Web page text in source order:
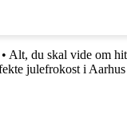
Alt, du skal vide om
julefrokost i Aarhus